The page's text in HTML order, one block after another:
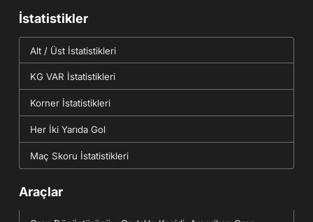
İstatistikler
Alt / Üst İstatistikleri
KG VAR İstatistikleri
Korner İstatistikleri
Her İki Yarıda Gol
Maç Skoru İstatistikleri
Araçlar